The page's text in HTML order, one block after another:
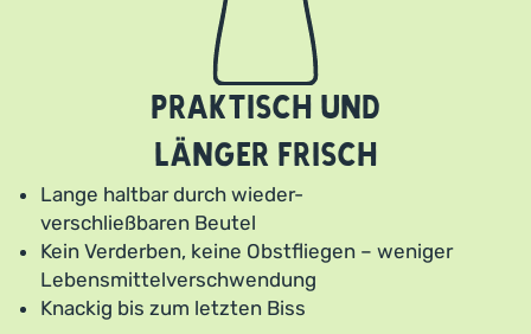
Praktisch und
länger frisch
Lange haltbar durch wieder-
verschließbaren Beutel
Kein Verderben, keine Obstfliegen – weniger
Lebensmittelverschwendung
Knackig bis zum letzten Biss